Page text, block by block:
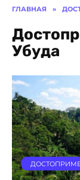
ГЛАВНАЯ »
Убуда